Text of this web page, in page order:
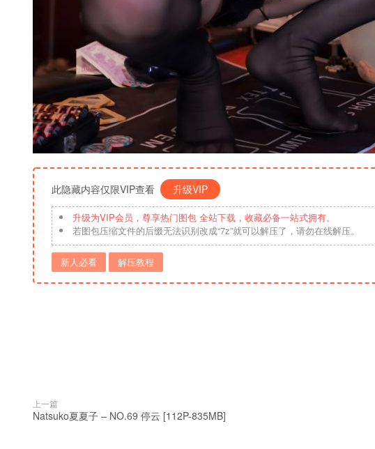
此隐藏内容仅限VIP查看 升级VIP
升级为VIP会员，尊享热门图包 全站下载，收藏必备一站式拥有。
若图包压缩文件的后缀无法识别改成“7z”就可以解压了，请勿在线解压。
新人必看 解压教程
上一篇
Natsuko夏夏子 – NO.69 停云 [112P-835MB]